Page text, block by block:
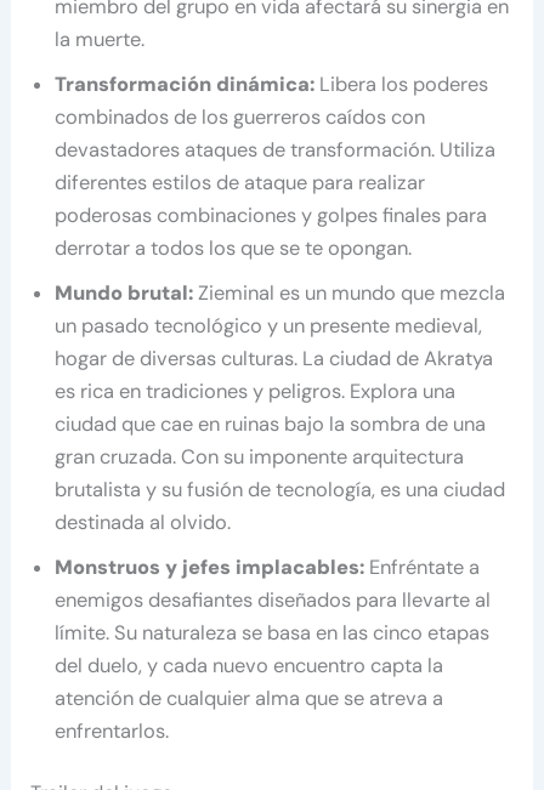
miembro del grupo en vida afectará su sinergia en
la muerte.
Transformación dinámica: Libera los poderes
combinados de los guerreros caídos con
devastadores ataques de transformación. Utiliza
diferentes estilos de ataque para realizar
poderosas combinaciones y golpes finales para
derrotar a todos los que se te opongan.
Mundo brutal:Zieminal es un mundo que mezcla
un pasado tecnológico y un presente medieval,
hogar de diversas culturas. La ciudad de Akratya
es rica en tradiciones y peligros. Explora una
ciudad que cae en ruinas bajo la sombra de una
gran cruzada. Con su imponente arquitectura
brutalista y su fusión de tecnología, es una ciudad
destinada al olvido.
Monstruos y jefes implacables: Enfréntate a
enemigos desafiantes diseñados para llevarte al
límite. Su naturaleza se basa en las cinco etapas
del duelo, y cada nuevo encuentro capta la
atención de cualquier alma que se atreva a
enfrentarlos.